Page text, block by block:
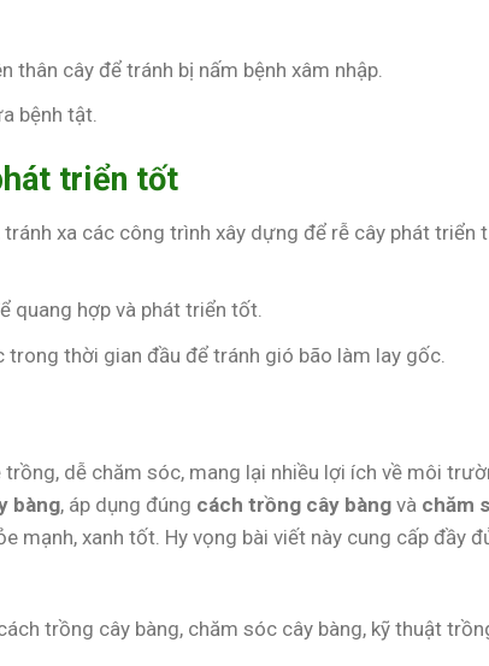
cây để tránh bị nấm bệnh xâm nhập.
bệnh tật.
triển tốt
xa các công trình xây dựng để rễ cây phát triển
quang hợp và phát triển tốt.
trong thời gian đầu để tránh gió bão làm lay gốc.
dễ chăm sóc, mang lại nhiều lợi ích về môi
bàng, áp dụng đúng cách trồng cây bàng và chăm
mạnh, xanh tốt. Hy vọng bài viết này cung cấp đầy
trồng cây bàng, chăm sóc cây bàng, kỹ thuật